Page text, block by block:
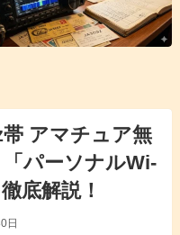
帯 アマチュア無
パーソナルWi-
底解説！
日